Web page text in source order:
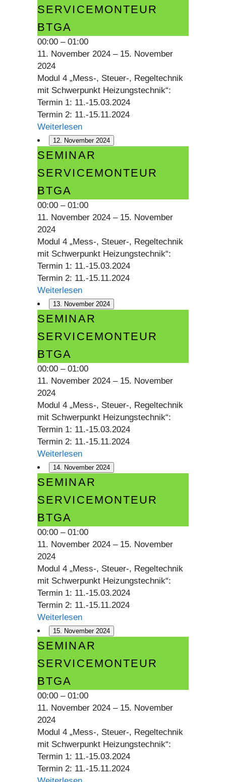
BTGA
SERVICEMONTEUR
BTGA
00:00 – 01:00
11. November 2024 – 15. November
2024
Modul 4 „Mess-, Steuer-, Regeltechnik
mit Schwerpunkt Heizungstechnik“:
Termin 1: 11.-15.03.2024
Termin 2: 11.-15.11.2024
Weiterlesen
12. November 2024
Seminar
BTGA
SEMINAR
SERVICEMONTEUR
BTGA
00:00 – 01:00
11. November 2024 – 15. November
2024
Modul 4 „Mess-, Steuer-, Regeltechnik
mit Schwerpunkt Heizungstechnik“:
Termin 1: 11.-15.03.2024
Termin 2: 11.-15.11.2024
Weiterlesen
13. November 2024
Seminar
BTGA
SEMINAR
SERVICEMONTEUR
BTGA
00:00 – 01:00
11. November 2024 – 15. November
2024
Modul 4 „Mess-, Steuer-, Regeltechnik
mit Schwerpunkt Heizungstechnik“:
Termin 1: 11.-15.03.2024
Termin 2: 11.-15.11.2024
Weiterlesen
14. November 2024
Seminar
BTGA
SEMINAR
SERVICEMONTEUR
BTGA
00:00 – 01:00
11. November 2024 – 15. November
2024
Modul 4 „Mess-, Steuer-, Regeltechnik
mit Schwerpunkt Heizungstechnik“:
Termin 1: 11.-15.03.2024
Termin 2: 11.-15.11.2024
Weiterlesen
15. November 2024
Seminar
BTGA
SEMINAR
SERVICEMONTEUR
BTGA
00:00 – 01:00
11. November 2024 – 15. November
2024
Modul 4 „Mess-, Steuer-, Regeltechnik
mit Schwerpunkt Heizungstechnik“:
Termin 1: 11.-15.03.2024
Termin 2: 11.-15.11.2024